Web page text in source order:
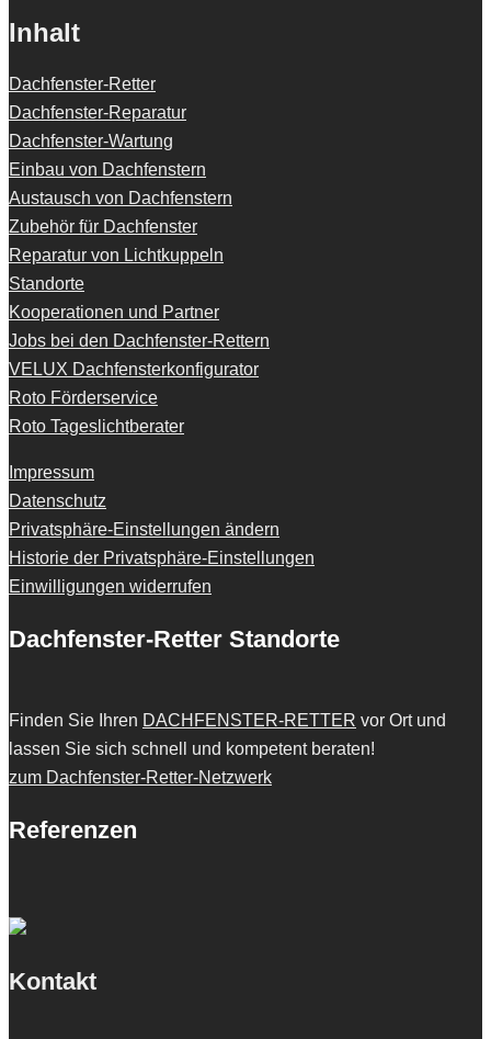
Inhalt
Dachfenster-Retter
Dachfenster-Reparatur
Dachfenster-Wartung
Einbau von Dachfenstern
Austausch von Dachfenstern
Zubehör für Dachfenster
Reparatur von Lichtkuppeln
Standorte
Kooperationen und Partner
Jobs bei den Dachfenster-Rettern
VELUX Dachfensterkonfigurator
Roto Förderservice
Roto Tageslichtberater
Impressum
Datenschutz
Privatsphäre-Einstellungen ändern
Historie der Privatsphäre-Einstellungen
Einwilligungen widerrufen
Dachfenster-Retter Standorte
Finden Sie Ihren DACHFENSTER-RETTER vor Ort und
lassen Sie sich schnell und kompetent beraten!
zum Dachfenster-Retter-Netzwerk
Referenzen
Kontakt